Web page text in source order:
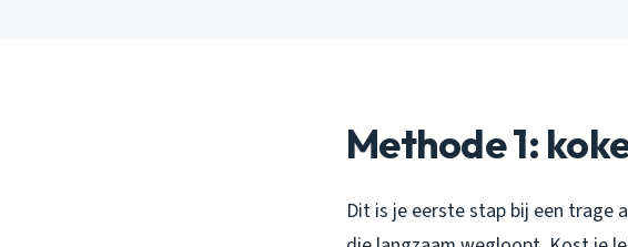
Methode 1:
Dit is je eerste stap bij een trage